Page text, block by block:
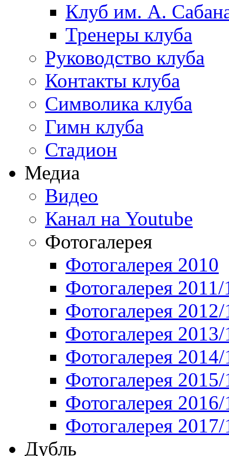
Клуб им. А.
Тренеры клуба
Руководство клуба
Контакты клуба
Символика клуба
Гимн клуба
Стадион
Медиа
Видео
Канал на Youtube
Фотогалерея
Фотогалерея 2010
Фотогалерея 2011/
Фотогалерея
Фотогалерея
Фотогалерея
Фотогалерея
Фотогалерея
Фотогалерея
Дубль